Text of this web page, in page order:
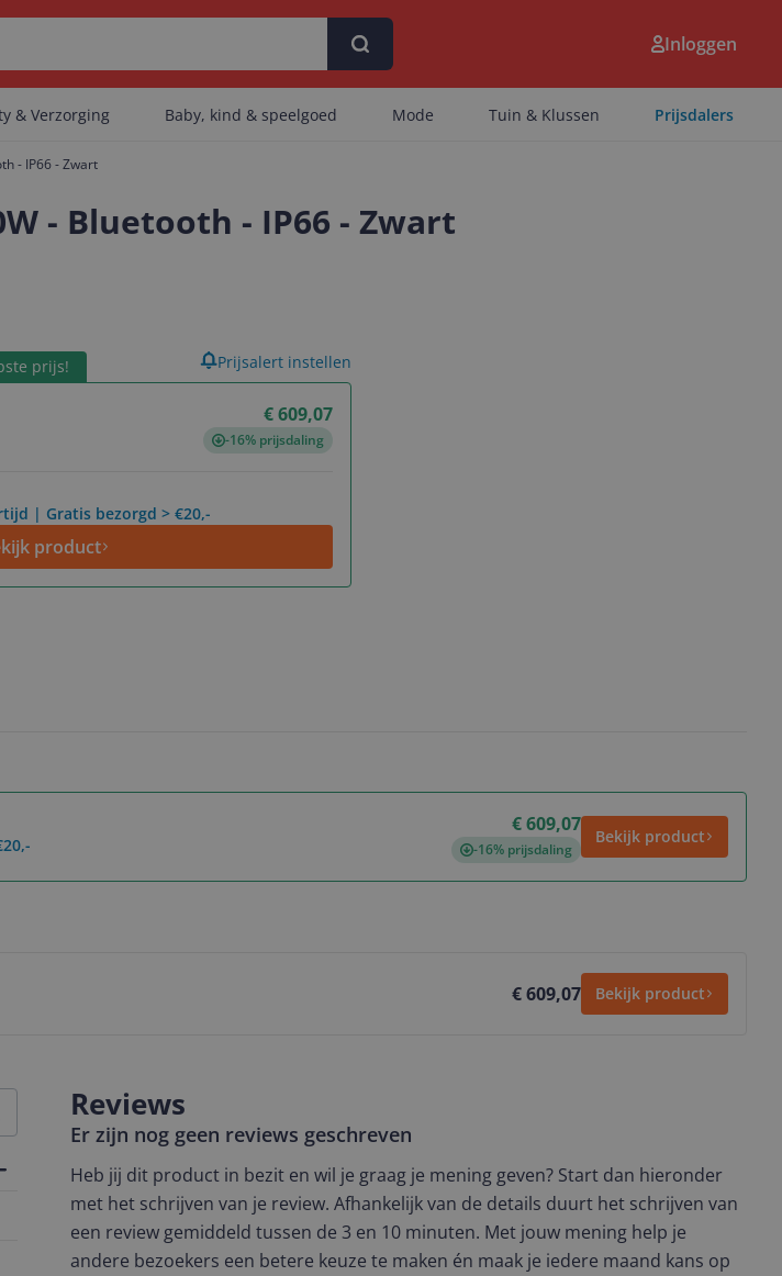
gevonden.
gevonden.
Inloggen
& Verzorging Baby, kind & speelgoed Mode Tuin & Klussen Prijsdalers
- IP66 - Zwart
- Bluetooth - IP66 - Zwart
prijs!
€ 609,07
-16% prijsdaling
| Gratis bezorgd > €20,-
product
Prijsalert instellen
€ 609,07
-16% prijsdaling
Bekijk product
€ 609,07 Bekijk product
Reviews
Er zijn nog geen reviews geschreven
Heb jij dit product in bezit en wil je graag je mening geven? Start dan hieronder
met het schrijven van je review. Afhankelijk van de details duurt het schrijven van
een review gemiddeld tussen de 3 en 10 minuten. Met jouw mening help je
andere bezoekers een betere keuze te maken én maak je iedere maand kans op